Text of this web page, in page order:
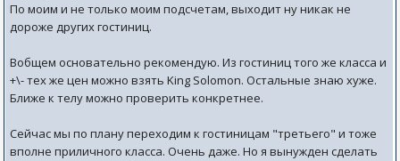
По моим и не только моим подсчетам, выходит ну никак не
дороже других гостиниц.
Вобщем основательно рекомендую. Из гостиниц того же класса и
+\- тех же цен можно взять King Solomon. Остальные знаю хуже.
Ближе к телу можно проверить конкретнее.
Сейчас мы по плану переходим к гостиницам "третьего" и тоже
вполне приличного класса. Очень даже. Но я вынужден сделать